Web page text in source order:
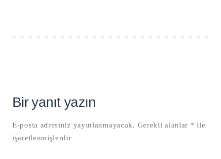
Bir yanıt yazın
E-posta adresiniz yayınlanmayacak. Gerekli alanlar * ile
işaretlenmişlerdir